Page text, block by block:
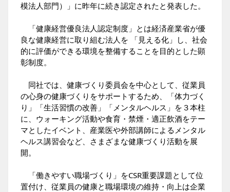
模法人部門）」に昨年に続き認定されたと発表した。
「健康経営優良法人認定制度」とは経済産業省が優
良な健康経営に取り組む法人を 「見える化」し、社会
的に評価ができる環境を整備することを目的とした顕
彰制度。
同社では、健康づくり委員会を中心として、従業員
の心身の健康づくりをサポートするため、「体力づく
り」「生活習慣の改善」「メンタルヘルス」を３本柱
に、ウォーキング活動や食育・禁煙・適正飲酒をテー
マとしたイベント、産業医や外部講師によるメンタル
ヘルス講習会など、さまざまな健康づくり活動を展
開。
「働きやすい職場づくり」をCSR重要課題として位
置付け、従業員の健康と職場環境の維持・向上は企業